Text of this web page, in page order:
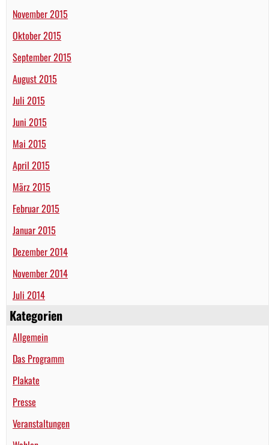
November 2015
Oktober 2015
September 2015
August 2015
Juli 2015
Juni 2015
Mai 2015
April 2015
März 2015
Februar 2015
Januar 2015
Dezember 2014
November 2014
Juli 2014
Kategorien
Allgemein
Das Programm
Plakate
Presse
Veranstaltungen